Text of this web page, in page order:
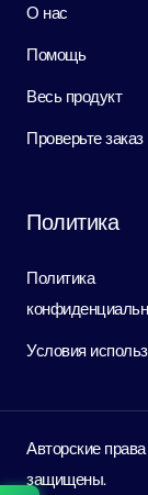
О нас
Помощь
Весь продукт
Проверьте заказ
Политика
Политика
Условия
Авторские
защищены.